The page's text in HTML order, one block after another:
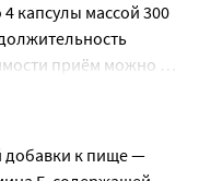
капсулы массой 300
приём можно
добавки к пище —